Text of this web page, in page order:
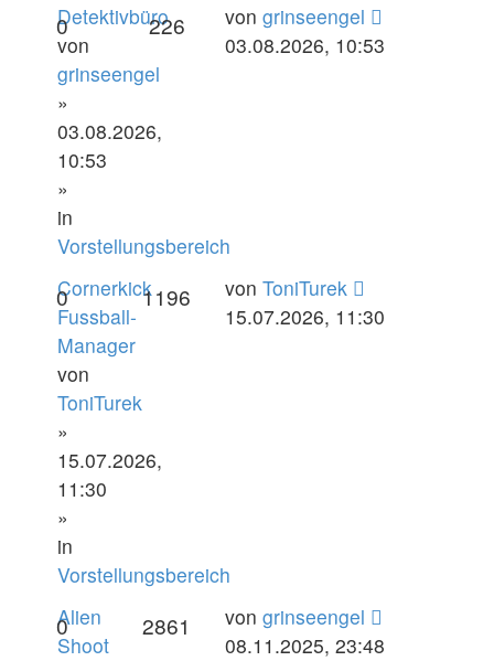
Detektivbüro
von
grinseengel
»
03.08.2026,
10:53
»
in
Vorstellungsbereich
0 226 von grinseengel
03.08.2026, 10:53
Cornerkick
Fussball-
Manager
von
ToniTurek
»
15.07.2026,
11:30
»
in
Vorstellungsbereich
0 1196 von ToniTurek
15.07.2026, 11:30
Alien
Shoot
0 2861 von grinseengel
08.11.2025, 23:48